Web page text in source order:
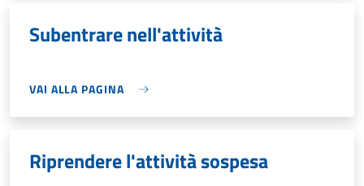
Subentrare nell'attività
VAI ALLA PAGINA
Riprendere l'attività sospesa